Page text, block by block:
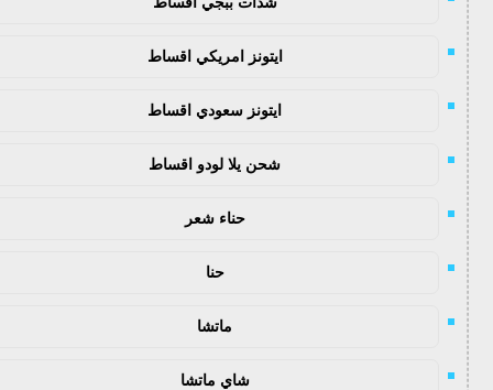
ايتونز امريكي اقساط
ايتونز سعودي اقساط
شحن يلا لودو اقساط
حناء شعر
حنا
ماتشا
شاي ماتشا